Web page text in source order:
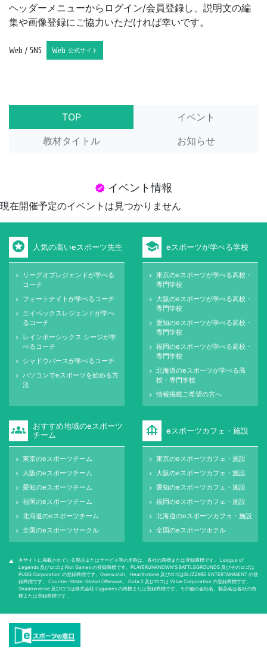
ヘッダーメニューからログイン/会員登録し、説明文の編
集や画像登録にご協力いただければ幸いです。
Web / SNS Web 公式サイト
TOP
イベント
教材タイトル
お知らせ
verified イベント情報
現在開催予定のイベントは見つかりません
stars 人気の高いeスポーツ先生
keyboard_arrow_right
リーグオブレジェンドが学べる
コーチ
keyboard_arrow_right フォートナイトが学べるコーチ
keyboard_arrow_right
エイペックスレジェンドが学べ
るコーチ
keyboard_arrow_right
レインボーシックス シージが学
べるコーチ
keyboard_arrow_right シャドウバースが学べるコーチ
keyboard_arrow_right
パソコンでeスポーツを始める方
法
school eスポーツが学べる学校
keyboard_arrow_right
東京のeスポーツが学べる高校・
専門学校
keyboard_arrow_right
大阪のeスポーツが学べる高校・
専門学校
keyboard_arrow_right
愛知のeスポーツが学べる高校・
専門学校
keyboard_arrow_right
福岡のeスポーツが学べる高校・
専門学校
keyboard_arrow_right
北海道のeスポーツが学べる高
校・専門学校
keyboard_arrow_right 情報掲載ご希望の方へ
groups
おすすめ地域のeスポーツ
チーム
keyboard_arrow_right 東京のeスポーツチーム
keyboard_arrow_right 大阪のeスポーツチーム
keyboard_arrow_right 愛知のeスポーツチーム
keyboard_arrow_right 福岡のeスポーツチーム
keyboard_arrow_right 北海道のeスポーツチーム
keyboard_arrow_right 全国のeスポーツサークル
foundation eスポーツカフェ・施設
keyboard_arrow_right 東京のeスポーツカフェ・施設
keyboard_arrow_right 大阪のeスポーツカフェ・施設
keyboard_arrow_right 愛知のeスポーツカフェ・施設
keyboard_arrow_right 福岡のeスポーツカフェ・施設
keyboard_arrow_right 北海道のeスポーツカフェ・施設
keyboard_arrow_right 全国のeスポーツホテル
warning
本サイトに掲載されている製品またはサービス等の名称は、各社の商標または登録商標です。 League of
Legends 及びロゴは Riot Games の登録商標です。PLAYERUNKNOWN'S BATTLEGROUNDS 及びそのロゴは
PUBG Corporation の登録商標です。Overwatch、Hearthstone 及びロゴはBLIZZARD ENTERTAINMENT の登
録商標です。 Counter-Strike: Global Oﬀensive、 Dota 2 及びロゴは Valve Corporation の登録商標です。
Shadowverse 及びロゴは株式会社 Cygames の商標または登録商標です。その他の会社名、製品名は各社の商
標または登録商標です。